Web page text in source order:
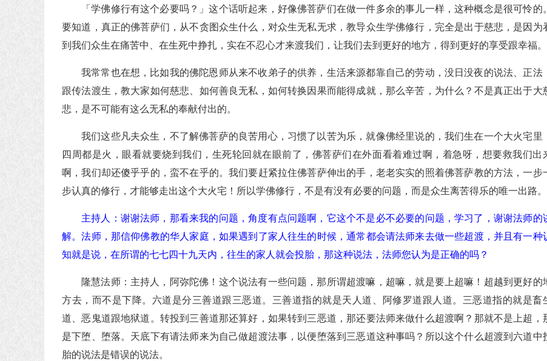
「学佛修行有这个必要吗？」这个话听起来，好像佛菩萨们在做一件多余的事儿一样，这种概念是很可怜的。
要知道，真正的佛菩萨们，从不贪图众生什么，对众生无私无求，教导众生学佛修行，完全是出于慈悲，是因为
到我们众生在痛苦中、在生死中挣扎，实在不忍心才来渡我们，让我们去到更好的地方，得到更好的享受跟幸福。
我常常也在想，比如我的佛陀恩师从来不收弟子的供养，生活来源都靠自己的劳动，没日没夜的说法、正法
跟传法渡生，教大家如何慈悲、如何善良无私，如何转换因果而能得成就，那么辛苦，为什么？不是真正出于大
悲，是不可能有这么无私的奉献付出的。
我们这些凡夫众生，不了解佛菩萨的良苦用心，习惯了以苦为乐，就像佛经里说的，我们生在一个大火宅里
四周都是火，眼看就要烧到我们，生死轮回就在眼前了，佛菩萨们在外面看着难过啊，着急呀，想要救我们出
啊，我们却还傻乎乎的，蛮不在乎的。我们要赶紧拉住佛菩萨伸出的手，老老实实的照着佛菩萨教的方法，一步
步认真的修行，才能够走出这个大火宅！所以学佛修行，不是有没有必要的问题，而是众生离苦得乐的唯一出路。
主持人：谢谢法师，那看来我的问题，角度有点问题啊，它这个不是必不必要的问题，学习了，谢谢法师的
解。法师，那信仰佛教的华人家庭，如果遇到了家人往生的时候，通常都会请法师来去做一些超渡，并且有一种
知就是说，在所谓的七七四十九天内，往生的家人就会投胎，那这种说法，法师您认为是正确的吗？
隆慧法师：主持人，阿弥陀佛！这个说法有一些问题，那所谓超渡嘛，超嘛，就是要上超嘛！超越到更好的
方去，而不是下降。六道是分三善道跟三恶道。三善道指的就是天人道、阿修罗道跟人道。三恶道指的就是畜
道、恶鬼道跟地狱道。转投到三善道那还算好，如果转到三恶道，那还要法师来做什么超渡啊？那就不是上超，
是下堕、堕落。天底下有请法师来为自己做超渡法事，以便堕落到三恶道这种事吗？所以这个什么超渡到六道中
胎的说法是错误的说法。